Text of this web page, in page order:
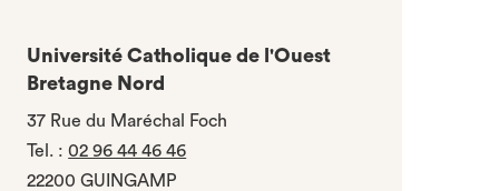
Université Catholique de l'Ouest
Bretagne Nord
37 Rue du Maréchal Foch
Tel. :02 96 44 46 46
22200 GUINGAMP